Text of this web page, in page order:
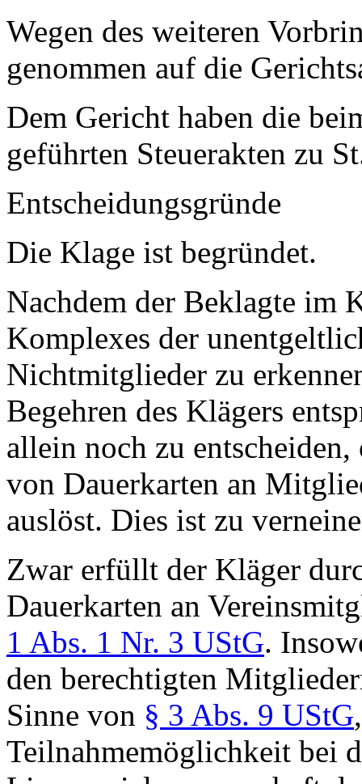
Wegen des weiteren
genommen auf die
Dem Gericht haben die
geführten Steuerakten zu
Entscheidungsgründe
Die Klage ist begründet.
Nachdem der Beklagte im
Komplexes der
Nichtmitglieder zu
Begehren des Klägers
allein noch zu
von Dauerkarten an
auslöst. Dies ist zu
Zwar erfüllt der Kläger
Dauerkarten an
1 Abs. 1 Nr. 3 UStG.
den berechtigten
Sinne von § 3 Abs. 9 UStG
Teilnahmemöglichkeit bei